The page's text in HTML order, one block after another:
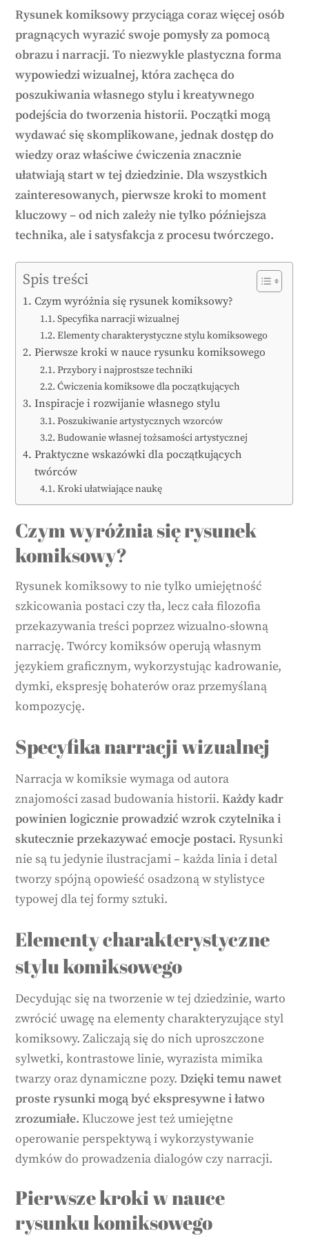
Rysunek komiksowy przyciąga coraz więcej osób
pragnących wyrazić swoje pomysły za pomocą
obrazu i narracji. To niezwykle plastyczna forma
wypowiedzi wizualnej, która zachęca do
poszukiwania własnego stylu i kreatywnego
podejścia do tworzenia historii. Początki mogą
wydawać się skomplikowane, jednak dostęp do
wiedzy oraz właściwe ćwiczenia znacznie
ułatwiają start w tej dziedzinie. Dla wszystkich
zainteresowanych, pierwsze kroki to moment
kluczowy – od nich zależy nie tylko późniejsza
technika, ale i satysfakcja z procesu twórczego.
Spis treści
Czym wyróżnia się rysunek komiksowy?
Specyfika narracji wizualnej
Elementy charakterystyczne stylu komiksowego
Pierwsze kroki w nauce rysunku komiksowego
Przybory i najprostsze techniki
Ćwiczenia komiksowe dla początkujących
Inspiracje i rozwijanie własnego stylu
Poszukiwanie artystycznych wzorców
Budowanie własnej tożsamości artystycznej
Praktyczne wskazówki dla początkujących
twórców
Kroki ułatwiające naukę
Czym wyróżnia się rysunek
komiksowy?
Rysunek komiksowy to nie tylko umiejętność
szkicowania postaci czy tła, lecz cała filozofia
przekazywania treści poprzez wizualno-słowną
narrację. Twórcy komiksów operują własnym
językiem graficznym, wykorzystując kadrowanie,
dymki, ekspresję bohaterów oraz przemyślaną
kompozycję.
Specyfika narracji wizualnej
Narracja w komiksie wymaga od autora
znajomości zasad budowania historii.Każdy kadr
powinien logicznie prowadzić wzrok czytelnika i
skutecznie przekazywać emocje postaci. Rysunki
nie są tu jedynie ilustracjami – każda linia i detal
tworzy spójną opowieść osadzoną w stylistyce
typowej dla tej formy sztuki.
Elementy charakterystyczne
stylu komiksowego
Decydując się na tworzenie w tej dziedzinie, warto
zwrócić uwagę na elementy charakteryzujące styl
komiksowy. Zaliczają się do nich uproszczone
sylwetki, kontrastowe linie, wyrazista mimika
twarzy oraz dynamiczne pozy.Dzięki temu nawet
proste rysunki mogą być ekspresywne i łatwo
zrozumiałe. Kluczowe jest też umiejętne
operowanie perspektywą i wykorzystywanie
dymków do prowadzenia dialogów czy narracji.
Pierwsze kroki w nauce
rysunku komiksowego